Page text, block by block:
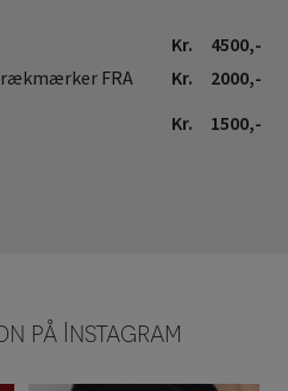
Kr.
4500,-
FRA
Kr.
2000,-
Kr. 1500,-
på Instagram